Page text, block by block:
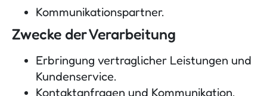
Kommunikationspartner.
Zwecke der Verarbeitung
Erbringung vertraglicher Leistungen und
Kundenservice.
Kontaktanfragen und Kommunikation.